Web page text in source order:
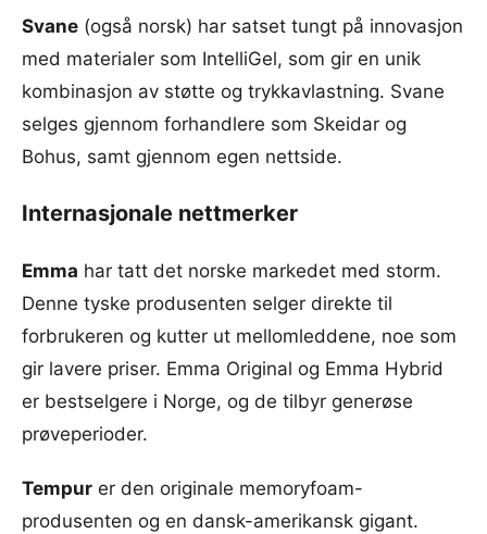
Svane (også norsk) har satset tungt på innovasjon
med materialer som IntelliGel, som gir en unik
kombinasjon av støtte og trykkavlastning. Svane
selges gjennom forhandlere som Skeidar og
Bohus, samt gjennom egen nettside.
Internasjonale nettmerker
Emma har tatt det norske markedet med storm.
Denne tyske produsenten selger direkte til
forbrukeren og kutter ut mellomleddene, noe som
gir lavere priser. Emma Original og Emma Hybrid
er bestselgere i Norge, og de tilbyr generøse
prøveperioder.
Tempur er den originale memoryfoam-
produsenten og en dansk-amerikansk gigant.